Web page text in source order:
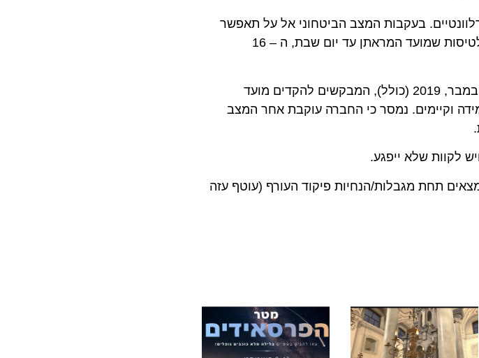
בעקבות המצב הביטחוני אל על תאפשר
שינויים וביטולים בכרטיסי טיסה ללא גביית דמי שינוי וביטול וכן ללא גביית דמי טיפול לטיסות שמועד המראתן עד יום שבת, ה – 16
בנוסף, נוסעים המחזיקים בכרטיסי טיסה של אל על לטיסות שמועד המראתן עד 27 בנובמבר, 2019 (כולל), המבקשים להקדים מועד
וקיימים. נמסר כי החברה עוקבת אחר המצב
שלא ייפגע.
תחת מגבלות/הנחיות פיקוד העורף (עוטף עזה